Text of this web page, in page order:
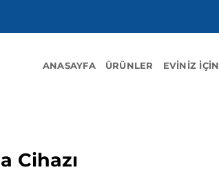
ANASAYFA ÜRÜNLER EVINIZ İÇIN
Cihazı